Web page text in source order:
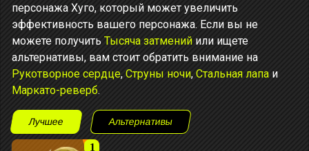
персонажа Хуго, который может увеличить
эффективность вашего персонажа. Если вы не
можете получить Тысяча затмений или ищете
альтернативы, вам стоит обратить внимание на
Рукотворное сердце, Струны ночи, Стальная лапа и
Маркато-реверб.
Лучшее Альтернативы
1